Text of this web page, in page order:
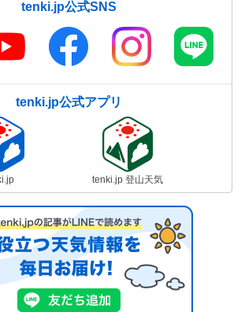
tenki.jp公式SNS
tenki.jp公式アプリ
tenki.jp 登山天気